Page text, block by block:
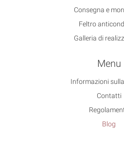
Consegna e
Feltro
Galleria di
Menu
Informazioni
Contatti
Blog